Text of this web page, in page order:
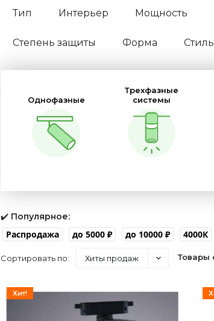
Тип Интерьер Мощность
Степень защиты Форма Стиль
Однофазные
Трехфазные
системы
✔️ Популярное:
Распродажа до 5000 ₽ до 10000 ₽ 4000К
Сортировать по: Хиты продаж Товары
Хит!